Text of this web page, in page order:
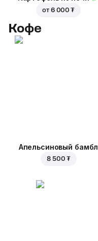
от 6 000 ₮
Кофе
Апельсиновый бамбл
8 500 ₮